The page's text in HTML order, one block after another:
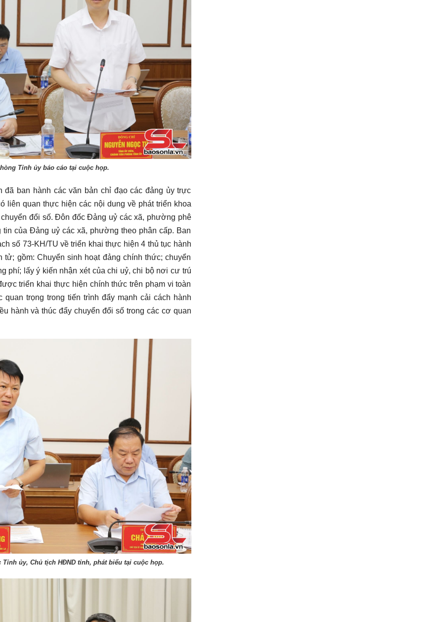
Tỉnh ủy báo cáo tại cuộc họp.
đã ban hành các văn bản chỉ đạo các đảng ủy trực
liên quan thực hiện các nội dung về phát triển khoa
đổi số. Đôn đốc Đảng uỷ các xã, phường phê
tin của Đảng uỷ các xã, phường theo phân cấp. Ban
số 73-KH/TU về triển khai thực hiện 4 thủ tục hành
gồm: Chuyển sinh hoạt đảng chính thức; chuyển
phí; lấy ý kiến nhận xét của chi uỷ, chi bộ nơi cư trú
triển khai thực hiện chính thức trên phạm vi toàn
trọng trong tiến trình đẩy mạnh cải cách hành
hành và thúc đẩy chuyển đổi số trong các cơ quan
ủy, Chủ tịch HĐND tỉnh, phát biểu tại cuộc họp.